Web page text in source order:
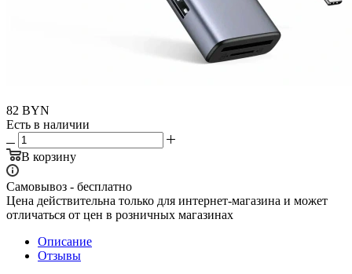
82 BYN
Есть в наличии
В корзину
Самовывоз - бесплатно
Цена действительна только для интернет-магазина и может
отличаться от цен в розничных магазинах
Описание
Отзывы